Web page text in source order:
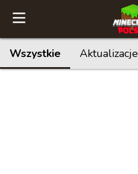
Wszystkie Aktualizacje